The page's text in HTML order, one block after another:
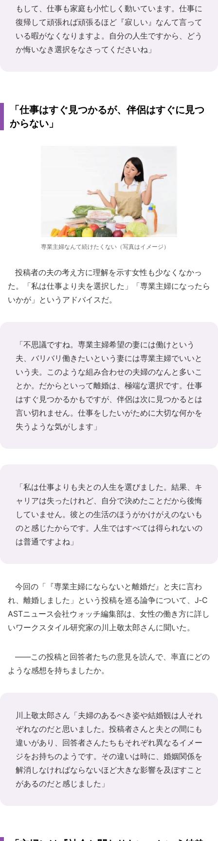
もして、仕事も家庭も小忙しく動いています。仕事に
復帰して頑張れば頑張るほど『寂しい』なんて言って
いる暇がなくなりますよ。自分の人生ですから、どう
か悔いなき選択をなさってくださいね」
「仕事はすぐ見つかるが、伴侶はすぐに見つ
からない」
専業主婦なんて続けたくない（写真はイメージ）
投稿者の夫の考え方に理解を示す女性も少なくなかっ
た。「私は仕事より夫を選択した」「専業主婦になったら
いかが」というアドバイスだ。
「不思議ですね。専業主婦希望の妻には働けという
夫、バリバリ働きたいという妻には専業主婦でいいと
いう夫。このような組み合わせの夫婦のなんと多いこ
とか。だからといって離婚は、極端な選択です。仕事
はすぐ見つかるかもですが、伴侶は次に見つかるとは
言い切れません。仕事をしたいがために大切な何かを
失うような気がします」
「私は仕事よりも夫との人生を選びました。結果、キ
ャリアは失ったけれど、自分で決めたことだから後悔
していません。彼との生活のほうがかけがえのないも
のと感じたからです。人生ではすべては得られないの
は普通ですよね」
今回の「『専業主婦にならないと離婚だ』と夫に言わ
れ、離婚しました」という投稿を巡る論争について、J‐C
ASTニュース会社ウォッチ編集部は、女性の働き方に詳し
いワークスタイル研究家の川上敬太郎さんに聞いた。
――この投稿と回答者たちの意見を読んで、率直にどの
ような感想を持ちましたか。
川上敬太郎さん「夫婦のあるべき姿や結婚観は人それ
ぞれなのだと思いました。投稿者さんと夫との間にも
違いがあり、回答者さんたちもそれぞれ異なるイメー
ジをお持ちのようです。その違いは時に、婚姻関係を
解消しなければならないほど大きな影響を及ぼすこと
があるのだと感じました」